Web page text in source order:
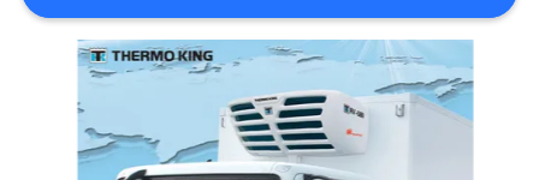
SITEMAP
KEBIJAKAN
PRIVASI